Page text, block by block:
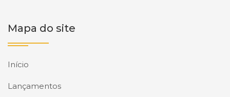
Mapa do site
Início
Lançamentos